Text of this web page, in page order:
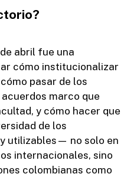
abril fue una
cómo institucionalizar
pasar de los
marco que
y cómo hacer que
de los
utilizables— no solo en
internacionales, sino
colombianas como